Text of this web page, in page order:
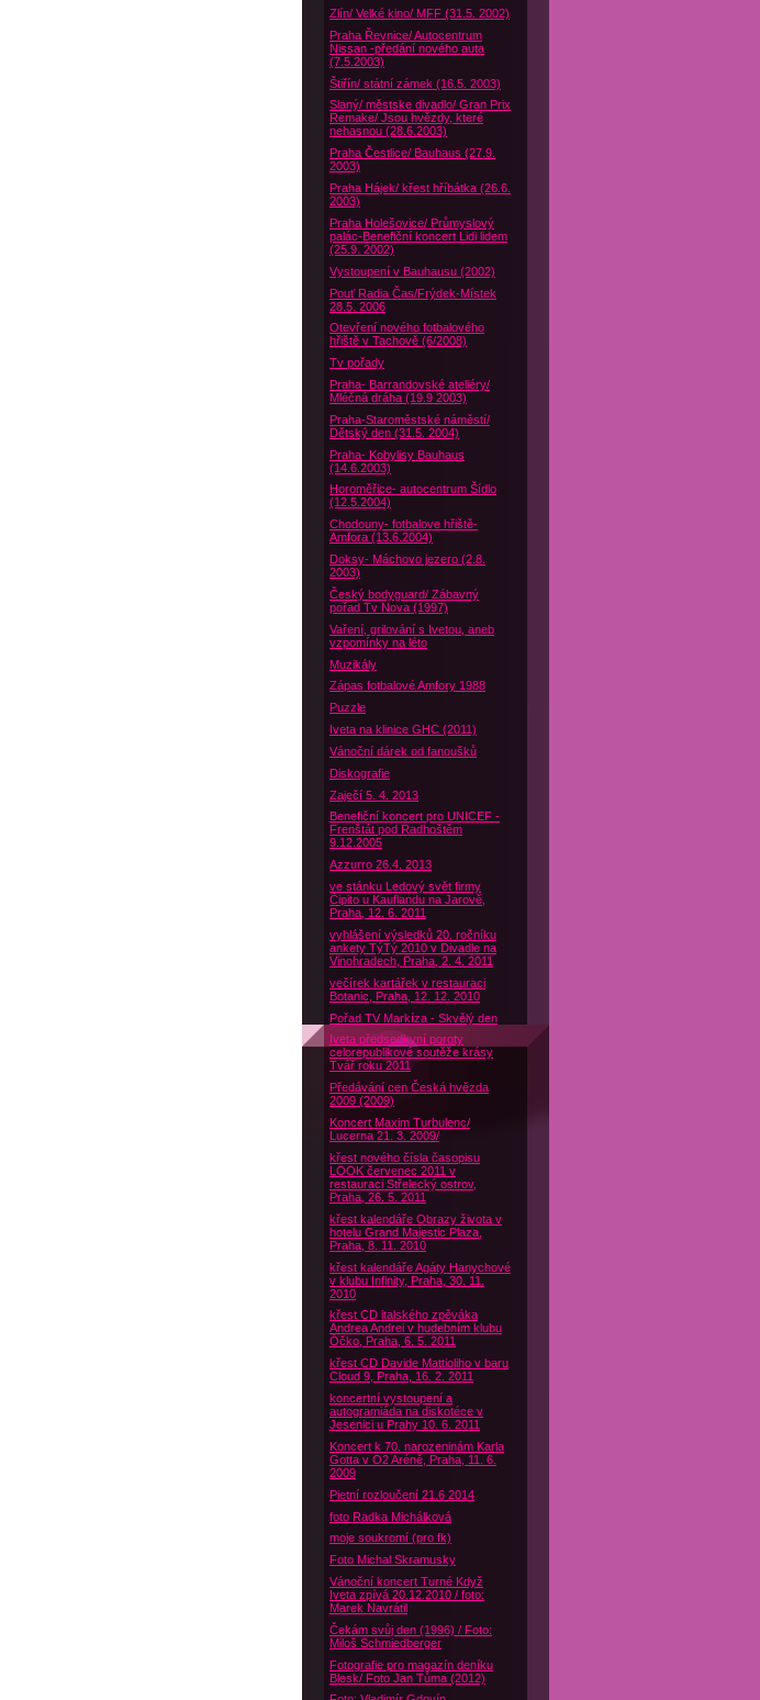
Zlín/ Velké kino/ MFF (31.5. 2002)
Praha Řevnice/ Autocentrum
Nissan -předání nového auta
(7.5.2003)
Štiřín/ státní zámek (16.5. 2003)
Slaný/ městske divadlo/ Gran Prix
Remake/ Jsou hvězdy, které
nehasnou (28.6.2003)
Praha Čestlice/ Bauhaus (27.9.
2003)
Praha Hájek/ křest hříbátka (26.6.
2003)
Praha Holešovice/ Průmyslový
palác-Benefiční koncert Lidi lidem
(25.9. 2002)
Vystoupení v Bauhausu (2002)
Pouť Radia Čas/Frýdek-Místek
28.5. 2006
Otevření nového fotbalového
hřiště v Tachově (6/2008)
Tv pořady
Praha- Barrandovské ateliéry/
Mléčná dráha (19.9 2003)
Praha-Staroměstské náměstí/
Dětský den (31.5. 2004)
Praha- Kobylisy Bauhaus
(14.6.2003)
Horoměřice- autocentrum Šídlo
(12.5.2004)
Chodouny- fotbalove hřiště-
Amfora (13.6.2004)
Doksy- Máchovo jezero (2.8.
2003)
Český bodyguard/ Zábavný
pořad Tv Nova (1997)
Vaření, grilování s Ivetou, aneb
vzpomínky na léto
Muzikály
Zápas fotbalové Amfory 1988
Puzzle
Iveta na klinice GHC (2011)
Vánoční dárek od fanoušků
Diskografie
Zaječí 5. 4. 2013
Benefiční koncert pro UNICEF -
Frenštát pod Radhoštěm
9.12.2005
Azzurro 26.4. 2013
ve stánku Ledový svět firmy
Čipito u Kauflandu na Jarově,
Praha, 12. 6. 2011
vyhlášení výsledků 20. ročníku
ankety TýTý 2010 v Divadle na
Vinohradech, Praha, 2. 4. 2011
večírek kartářek v restauraci
Botanic, Praha, 12. 12. 2010
Pořad TV Markíza - Skvělý den
Iveta předsedkyní poroty
celorepublikové soutěže krásy
Tvář roku 2011
Předávání cen Česká hvězda
2009 (2009)
Koncert Maxim Turbulenc/
Lucerna 21. 3. 2009/
křest nového čísla časopisu
LOOK červenec 2011 v
restauraci Střelecký ostrov,
Praha, 26. 5. 2011
křest kalendáře Obrazy života v
hotelu Grand Majestic Plaza,
Praha, 8. 11. 2010
křest kalendáře Agáty Hanychové
v klubu Infinity, Praha, 30. 11.
2010
křest CD italského zpěváka
Andrea Andrei v hudebním klubu
Óčko, Praha, 6. 5. 2011
křest CD Davide Mattioliho v baru
Cloud 9, Praha, 16. 2. 2011
koncertní vystoupení a
autogramiáda na diskotéce v
Jesenici u Prahy 10. 6. 2011
Koncert k 70. narozeninám Karla
Gotta v O2 Aréně, Praha, 11. 6.
2009
Pietní rozloučení 21.6 2014
foto Radka Michálková
moje soukromí (pro fk)
Foto Michal Skramusky
Vánoční koncert Turné Když
Iveta zpívá 20.12.2010 / foto:
Marek Navrátil
Čekám svůj den (1996) / Foto:
Miloš Schmiedberger
Fotografie pro magazín deníku
Blesk/ Foto Jan Tůma (2012)